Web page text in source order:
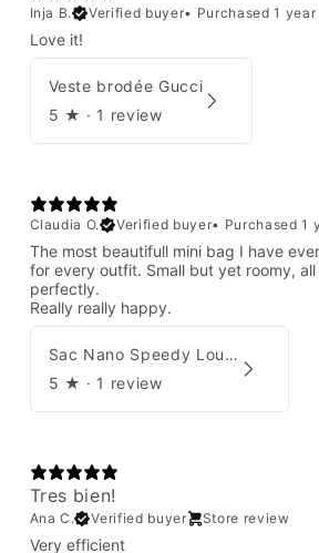
Inja B.
Verified buyer• Purchased 1 year
Love it!
Veste brodée Gucci
5 ★ · 1 review
Claudia O.
Verified buyer• Purchased 1
The most beautifull mini bag I have
for every outfit. Small but yet roomy,
perfectly.
Really really happy.
Sac Nano Speedy Louis Vuitton X Yayoi Kusama
5 ★ · 1 review
Tres bien!
Ana C. Verified buyer Store review
Very efficient